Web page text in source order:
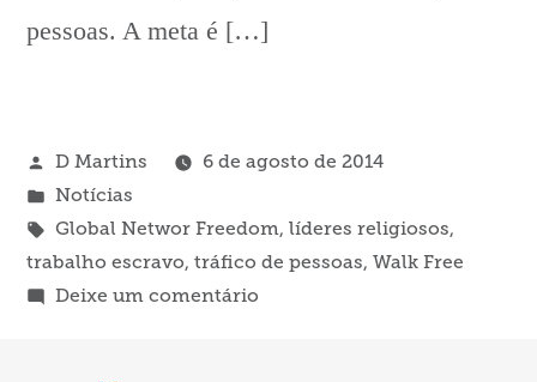
pessoas. A meta é […]
Publicado
por
D Martins
6 de agosto de 2014
Publicado
em
Notícias
Tags:
Global Networ Freedom, líderes religiosos,
trabalho escravo, tráfico de pessoas, Walk Free
Deixe um comentárioem